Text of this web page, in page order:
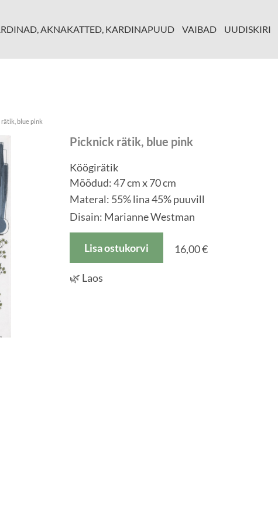
AKNAKATTED, KARDINAPUUD VAIBAD UUDISKIRI
blue pink
Picknick rätik, blue pink
Köögirätik
Mõõdud: 47 cm x 70 cm
Materal: 55% lina 45% puuvill
Disain: Marianne Westman
Lisa ostukorvi 16,00 €
🌿 Laos